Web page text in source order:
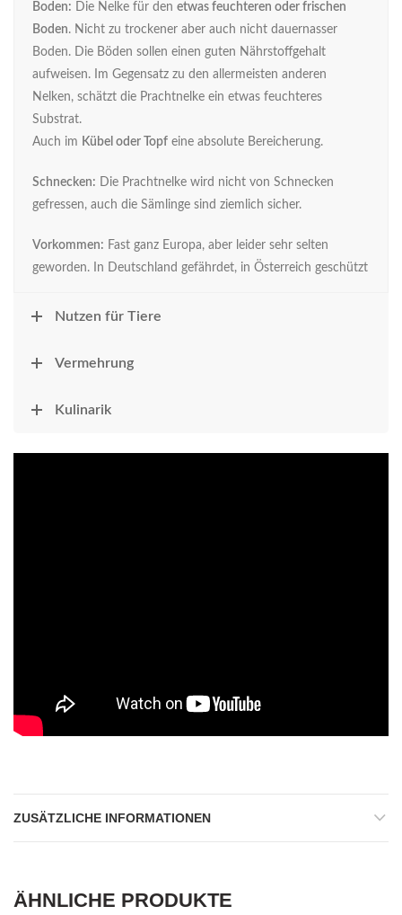
Boden: Die Nelke für den etwas feuchteren oder frischen
Boden. Nicht zu trockener aber auch nicht dauernasser
Boden. Die Böden sollen einen guten Nährstoffgehalt
aufweisen. Im Gegensatz zu den allermeisten anderen
Nelken, schätzt die Prachtnelke ein etwas feuchteres
Substrat.
Auch im Kübel oder Topf eine absolute Bereicherung.
Schnecken: Die Prachtnelke wird nicht von Schnecken
gefressen, auch die Sämlinge sind ziemlich sicher.
Vorkommen: Fast ganz Europa, aber leider sehr selten
geworden. In Deutschland gefährdet, in Österreich geschützt
Nutzen für Tiere
Vermehrung
Kulinarik
ZUSÄTZLICHE INFORMATIONEN
ÄHNLICHE PRODUKTE